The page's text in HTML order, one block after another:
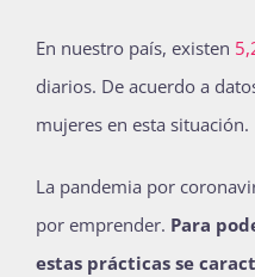
En nuestro país, existen
diarios. De acuerdo a
mujeres en esta situación.
La pandemia por
por emprender. Para
estas prácticas se